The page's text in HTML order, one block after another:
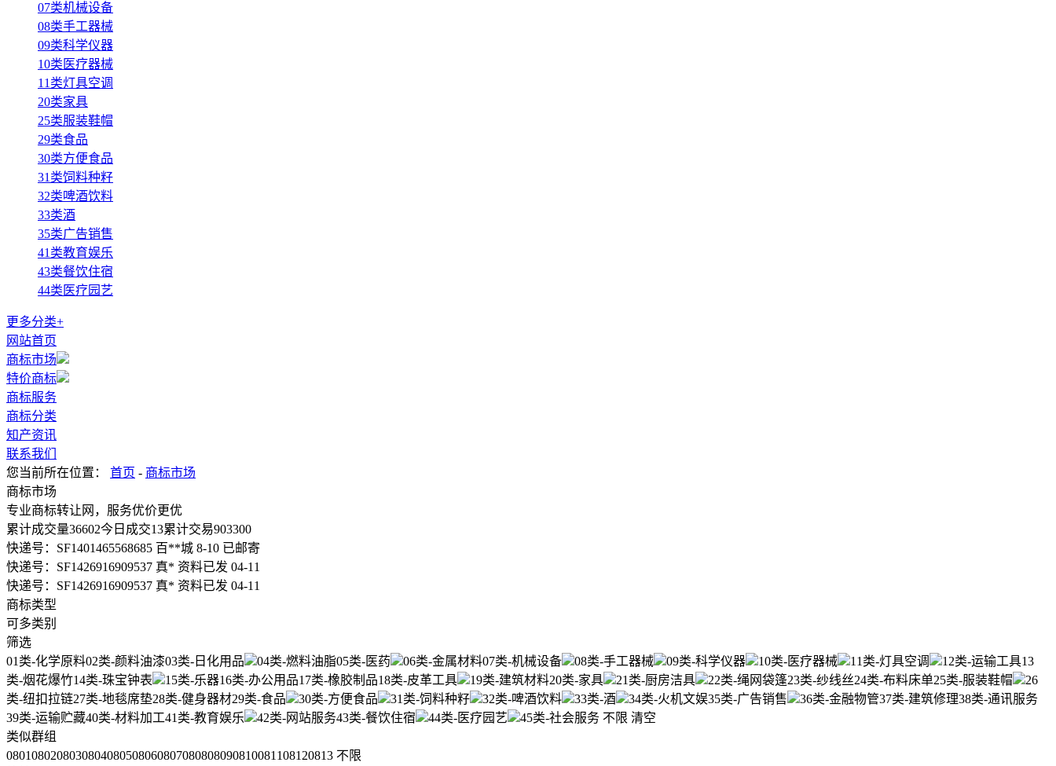
07类机械设备
08类手工器械
09类科学仪器
10类医疗器械
11类灯具空调
20类家具
25类服装鞋帽
29类食品
30类方便食品
31类饲料种籽
32类啤酒饮料
33类酒
35类广告销售
41类教育娱乐
43类餐饮住宿
44类医疗园艺
更多分类+
网站首页
商标市场
特价商标
商标服务
商标分类
知产资讯
联系我们
您当前所在位置： 首页 - 商标市场
商标市场
专业商标转让网，服务优价更优
累计成交量36602今日成交13累计交易903300
快递号： SF1401465568685 百**城 8-10 已邮寄
快递号： SF1426916909537 真* 资料已发 04-11
快递号： SF1426916909537 真* 资料已发 04-11
商标类型
可多类别
筛选
01类-化学原料02类-颜料油漆03类-日化用品 04类-燃料油脂05类-医药 06类-金属材料07类-机械设备 08类-手工器械 09类-科学仪器 10类-医疗器械 11类-灯具空调 12类-运输工具13
类-烟花爆竹14类-珠宝钟表 15类-乐器16类-办公用品17类-橡胶制品18类-皮革工具 19类-建筑材料20类-家具 21类-厨房洁具 22类-绳网袋篷23类-纱线丝24类-布料床单25类-服装鞋帽
26
类-纽扣拉链27类-地毯席垫28类-健身器材29类-食品 30类-方便食品 31类-饲料种籽 32类-啤酒饮料 33类-酒 34类-火机文娱35类-广告销售 36类-金融物管37类-建筑修理38类-通讯服务
39类-运输贮藏40类-材料加工41类-教育娱乐 42类-网站服务43类-餐饮住宿 44类-医疗园艺 45类-社会服务 不限 清空
类似群组
0801080208030804080508060807080808090810081108120813 不限